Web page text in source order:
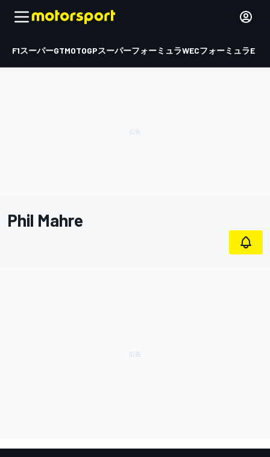
F1スーパーGTMOTOGPスーパーフォーミュラWECフォーミュラE
Phil Mahre